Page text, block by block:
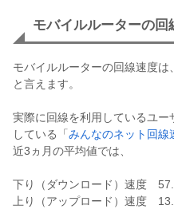
モバイルルーターの回
モバイルルーターの回線速度
と言えます。
実際に回線を利用しているユ
している「 みんなのネット回線
近3ヵ月の平均値では、
下り（ダウンロード）速度
上り（アップロード）速度